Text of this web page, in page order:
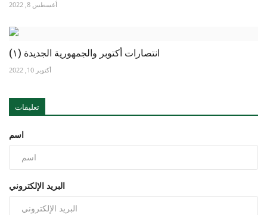
أغسطس 8, 2022
انتصارات أكتوبر والجمهورية الجديدة (١)
أكتوبر 10, 2022
تعليقات
اسم
البريد الإلكتروني